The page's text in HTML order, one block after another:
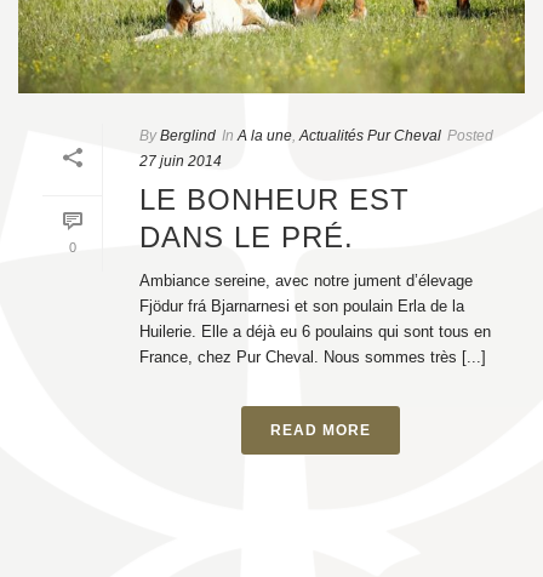
0
By Berglind In A la une,Actualités Pur Cheval Posted
27 juin 2014
LE BONHEUR EST
DANS LE PRÉ.
Ambiance sereine, avec notre jument d’élevage
Fjödur frá Bjarnarnesi et son poulain Erla de la
Huilerie. Elle a déjà eu 6 poulains qui sont tous en
France, chez Pur Cheval. Nous sommes très [...]
READ MORE